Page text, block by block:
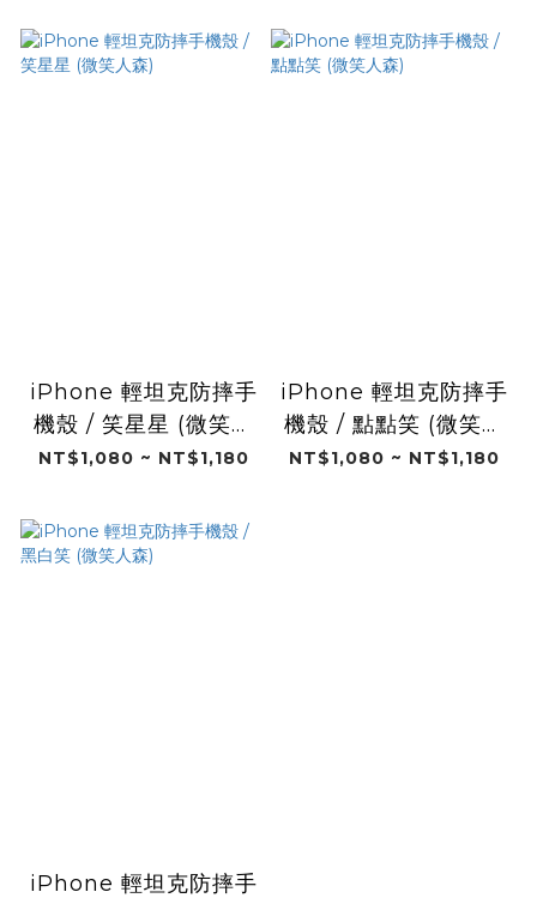
iPhone 輕坦克防摔手
機殼 / 笑星星 (微笑人
森)
NT$1,080 ~ NT$1,180
iPhone 輕坦克防摔手
機殼 / 點點笑 (微笑人
森)
NT$1,080 ~ NT$1,180
iPhone 輕坦克防摔手